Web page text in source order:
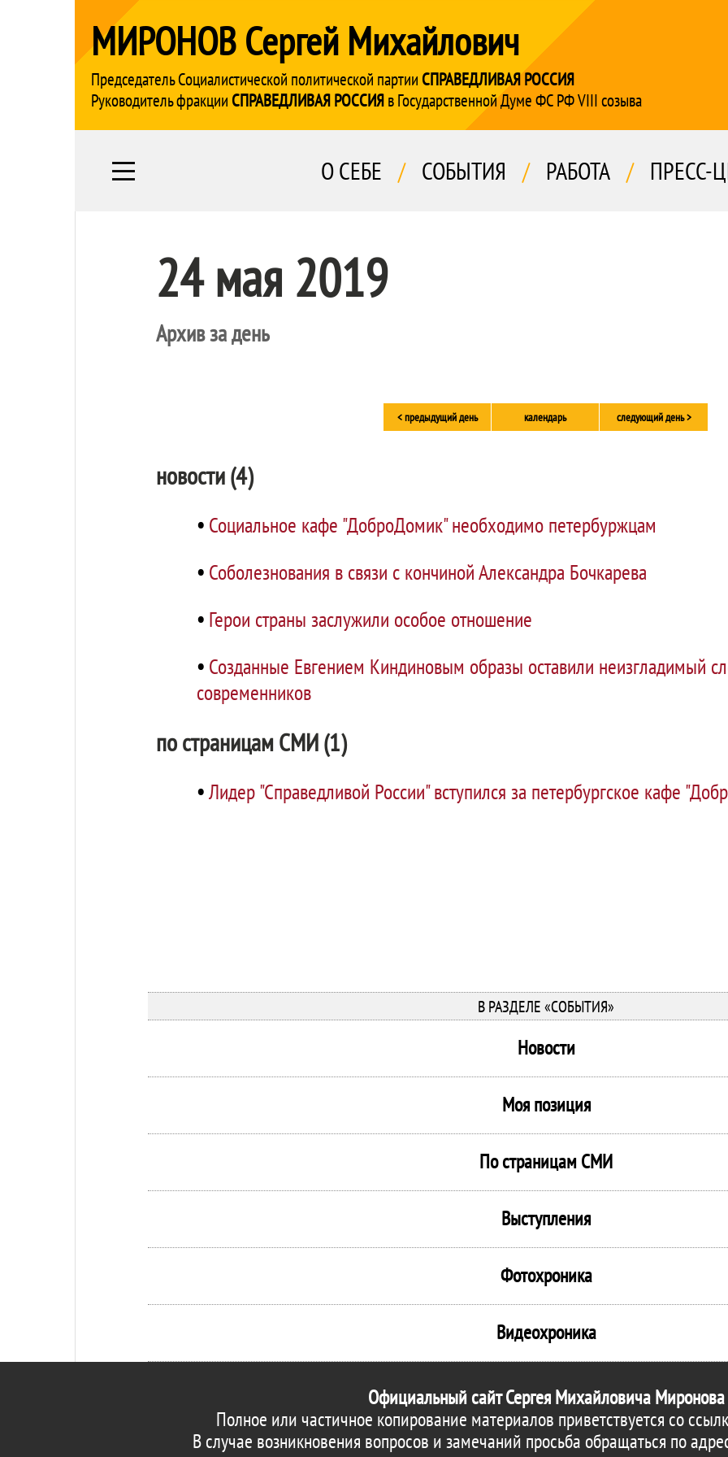
МИРОНОВ Сергей Михайлович
Председатель Социалистической политической партии СПРАВЕДЛИВАЯ РОССИЯ
Руководитель фракции СПРАВЕДЛИВАЯ РОССИЯв Государственной Думе ФС РФ VIII созыва
О СЕБЕ / СОБЫТИЯ / РАБОТА / ПРЕСС-
24 мая 2019
Архив за день
< предыдущий день календарь следующий день >
новости (4)
• Социальное кафе "ДоброДомик" необходимо петербуржцам
• Соболезнования в связи с кончиной Александра Бочкарева
• Герои страны заслужили особое отношение
• Созданные Евгением Киндиновым образы оставили неизгладимый
современников
по страницам СМИ (1)
•Лидер "Справедливой России" вступился за петербургское кафе
В РАЗДЕЛЕ «СОБЫТИЯ»
Новости
Моя позиция
По страницам СМИ
Выступления
Фотохроника
Видеохроника
Официальный сайт Сергея Михайловича Миронова
Полное или частичное копирование материалов приветствуется со
В случае возникновения вопросов и замечаний просьба обращаться по